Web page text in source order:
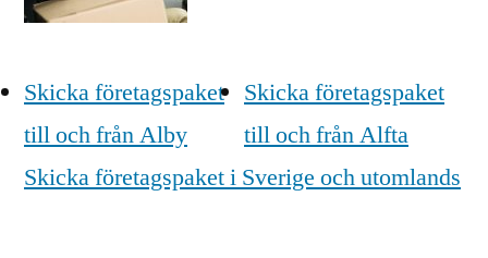
Skicka företagspaket
till och från Alby
Skicka företagspaket
till och från Alfta
Skicka företagspaket i Sverige och utomlands